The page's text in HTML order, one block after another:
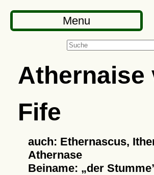
Menu
Athernaise
Fife
auch: Ethernascus,
Athernase
Beiname:
der Stumme